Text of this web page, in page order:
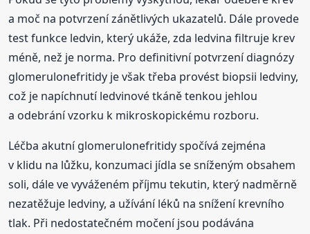
a moč na potvrzení zánětlivých ukazatelů. Dále provede
test funkce ledvin, který ukáže, zda ledvina filtruje krev
méně, než je norma. Pro definitivní potvrzení diagnózy
glomerulonefritidy je však třeba provést biopsii ledviny,
což je napíchnutí ledvinové tkáně tenkou jehlou
a odebrání vzorku k mikroskopickému rozboru.
Léčba akutní glomerulonefritidy spočívá zejména
v klidu na lůžku, konzumaci jídla se sníženým obsahem
soli, dále ve vyváženém příjmu tekutin, který nadměrně
nezatěžuje ledviny, a užívání léků na snížení krevního
tlak. Při nedostatečném močení jsou podávána